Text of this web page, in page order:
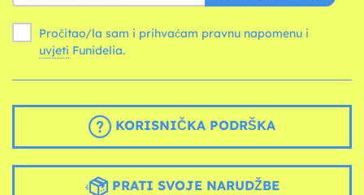
Pročitao/la sam i prihvaćam pravnu napomenu i
uvjeti Funidelia.
KORISNIČKA PODRŠKA
PRATI SVOJE NARUDŽBE